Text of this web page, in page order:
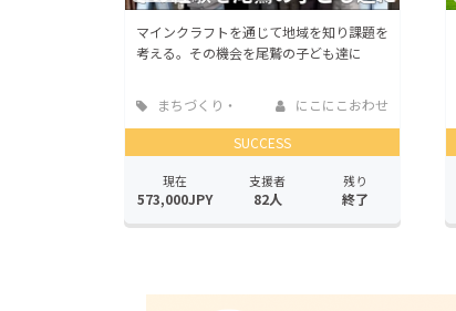
マインクラフトを通じて地域を知り課題を
考える。その機会を尾鷲の子ども達に
まちづくり・
地域活性化
にこにこおわせ
SUCCESS
現在
573,000JPY
支援者
82人
残り
終了